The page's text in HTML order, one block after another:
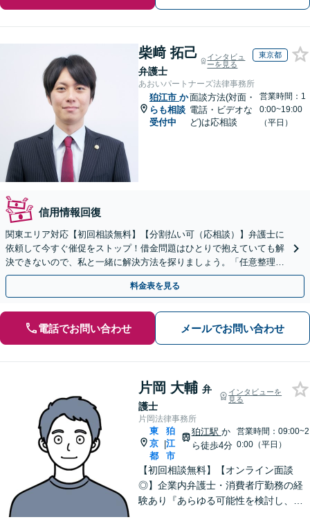
柴﨑 拓己
弁護士
インタビュ
ーを見る
東京都
あおいパートナーズ法律事務所
狛江市 か
らも相談
受付中
面談方法(対面・
電話・ビデオな
ど)は応相談
営業時間：1
0:00~19:00
（平日）
信用情報回復
関東エリア対応【初回相談無料】【分割払い可（応相談）】弁護士に
依頼して今すぐ催促をストップ！借金問題はひとりで抱えていても解
決できないので、私と一緒に解決方法を探りましょう。「任意整理は
お任せ／弁護士が代わりに交渉」【休日・夜間相談可】
料金表を見る
電話でお問い合わせ メールでお問い合わせ
片岡 大輔 弁
護士
インタビューを
見る
片岡法律事務所
東
京
都
|
狛
江
市
狛江駅 か
ら徒歩4分
営業時間：09:00~2
0:00（平日）
【初回相談無料】【オンライン面談
◎】企業内弁護士・消費者庁勤務の経
験あり『あらゆる可能性を検討し、単